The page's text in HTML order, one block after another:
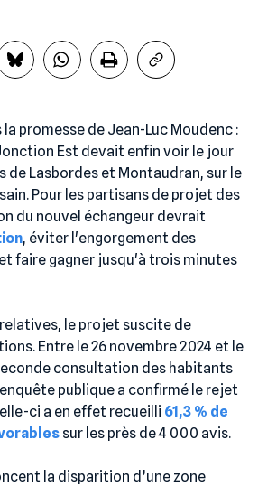
promesse de Jean-Luc Moudenc :
Est devait enfin voir le jour
de Lasbordes et Montaudran, sur le
Pour les partisans de projet des
du nouvel échangeur devrait
, éviter l'engorgement des
faire gagner jusqu'à trois minutes
le projet suscite de
Entre le 26 novembre 2024 et le
consultation des habitants
publique a confirmé le rejet
ci a en effet recueilli 61,3 % de
sur les près de 4 000 avis.
la disparition d’une zone